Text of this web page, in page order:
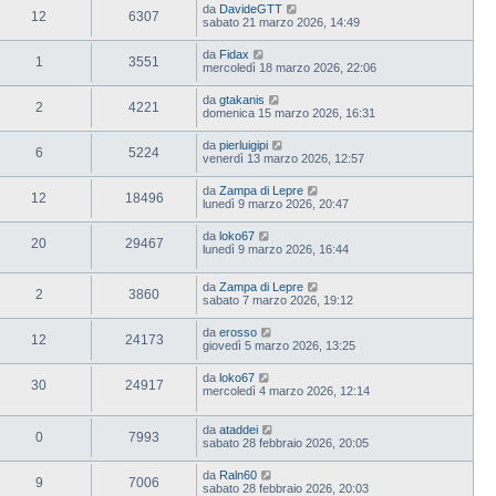
12 6307 da DavideGTT
sabato 21 marzo 2026, 14:49
1 3551 da Fidax
mercoledì 18 marzo 2026, 22:06
2 4221 da gtakanis
domenica 15 marzo 2026, 16:31
6 5224 da pierluigipi
venerdì 13 marzo 2026, 12:57
12 18496 da Zampa di Lepre
lunedì 9 marzo 2026, 20:47
20 29467 da loko67
lunedì 9 marzo 2026, 16:44
2 3860 da Zampa di Lepre
sabato 7 marzo 2026, 19:12
12 24173 da erosso
giovedì 5 marzo 2026, 13:25
30 24917 da loko67
mercoledì 4 marzo 2026, 12:14
0 7993 da ataddei
sabato 28 febbraio 2026, 20:05
9 7006 da Raln60
sabato 28 febbraio 2026, 20:03